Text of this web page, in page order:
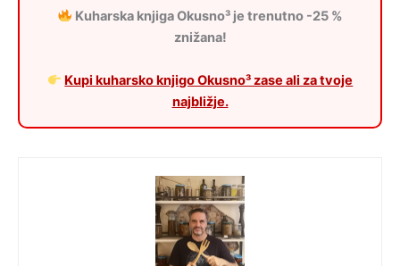
Kuharska knjigaOkusno³je trenutno -25 %
znižana!
Kupi kuharsko knjigo Okusno³ zase ali za tvoje
najbližje.